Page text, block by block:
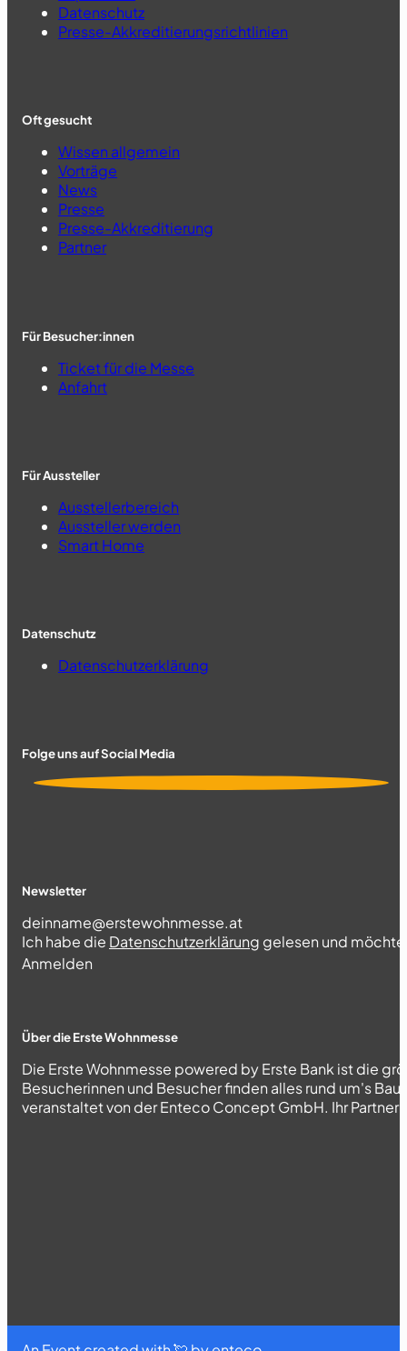
Datenschutz
Presse-Akkreditierungsrichtlinien
Oft gesucht
Wissen allgemein
Vorträge
News
Presse
Presse-Akkreditierung
Partner
Für Besucher:innen
Ticket für die Messe
Anfahrt
Für Aussteller
Ausstellerbereich
Aussteller werden
Smart Home
Datenschutz
Datenschutzerklärung
Folge uns auf Social Media
Newsletter
Section
Ich habe die Datenschutzerklärung gelesen und
Abschnitt
Anmelden
Über die Erste Wohnmesse
Die Erste Wohnmesse powered by Erste Bank ist die
Besucherinnen und Besucher finden alles rund um's
veranstaltet von der Enteco Concept GmbH. Ihr Partner